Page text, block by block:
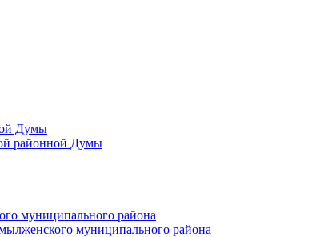
Думы
районной Думы
муниципального района
муниципального района